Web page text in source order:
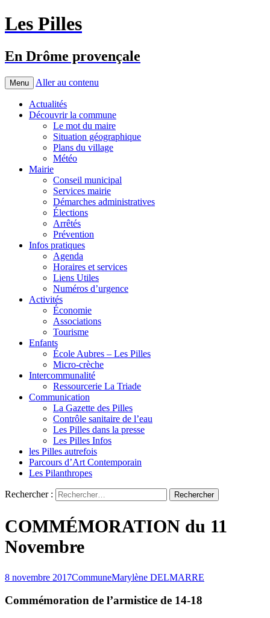
Les Pilles
En Drôme provençale
Menu Aller au contenu
Actualités
Découvrir la commune
Le mot du maire
Situation géographique
Plans du village
Météo
Mairie
Conseil municipal
Services mairie
Démarches administratives
Élections
Arrêtés
Prévention
Infos pratiques
Agenda
Horaires et services
Liens Utiles
Numéros d’urgence
Activités
Économie
Associations
Tourisme
Enfants
École Aubres – Les Pilles
Micro-crèche
Intercommunalité
Ressourcerie La Triade
Communication
La Gazette des Pilles
Contrôle sanitaire de l’eau
Les Pilles dans la presse
Les Pilles Infos
les Pilles autrefois
Parcours d’Art Contemporain
Les Pilanthropes
Rechercher :
COMMÉMORATION du 11
Novembre
8 novembre 2017CommuneMarylène DELMARRE
Commémoration de l’armistice de 14-18